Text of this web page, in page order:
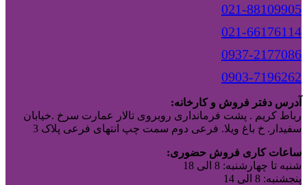
021-88109905
021-66176114
0937-2177086
0903-7196262
آدرس دفتر فروش و کارخانه:
رباط کریم . پشت فرمانداری روبروی تالار عمارت سرخ .خیابان
سفیدار. خ باغ ویلا. فرعی دوم سمت چپ انتهای فرعی پلاک 3
ساعات کاری فروش حضوری:
شنبه تا چهارشنبه: 8 الی 18
پنجشنبه: 8 الی 14